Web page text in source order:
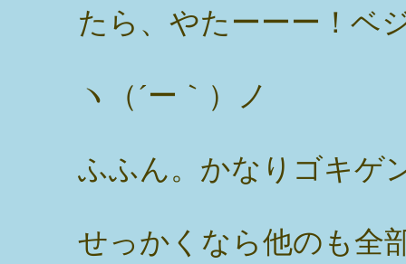
たら、やたーーー！ベ
ヽ（´ー｀）ノ
ふふん。かなりゴキゲ
せっかくなら他のも全